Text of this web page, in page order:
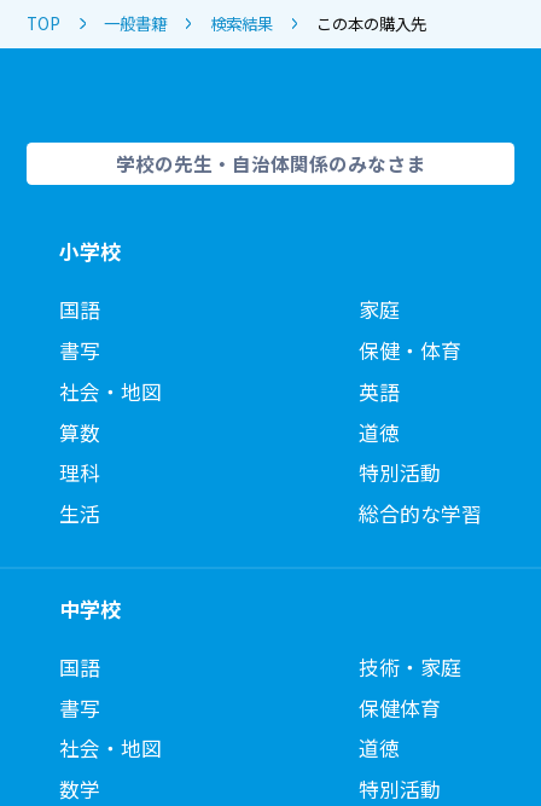
TOP 一般書籍 検索結果 この本の購入先
学校の先生・自治体関係のみなさま
小学校
国語
書写
社会・地図
算数
理科
生活
家庭
保健・体育
英語
道徳
特別活動
総合的な学習
中学校
国語
書写
社会・地図
数学
技術・家庭
保健体育
道徳
特別活動